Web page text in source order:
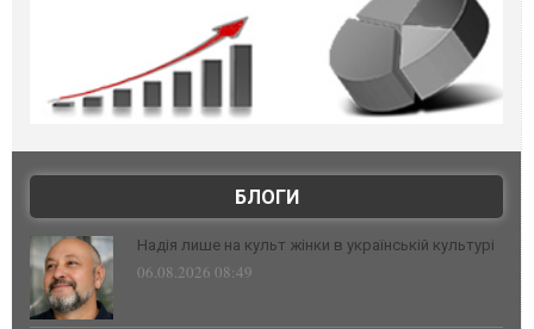
БЛОГИ
Надія лише на культ жінки в українській культурі
06.08.2026 08:49